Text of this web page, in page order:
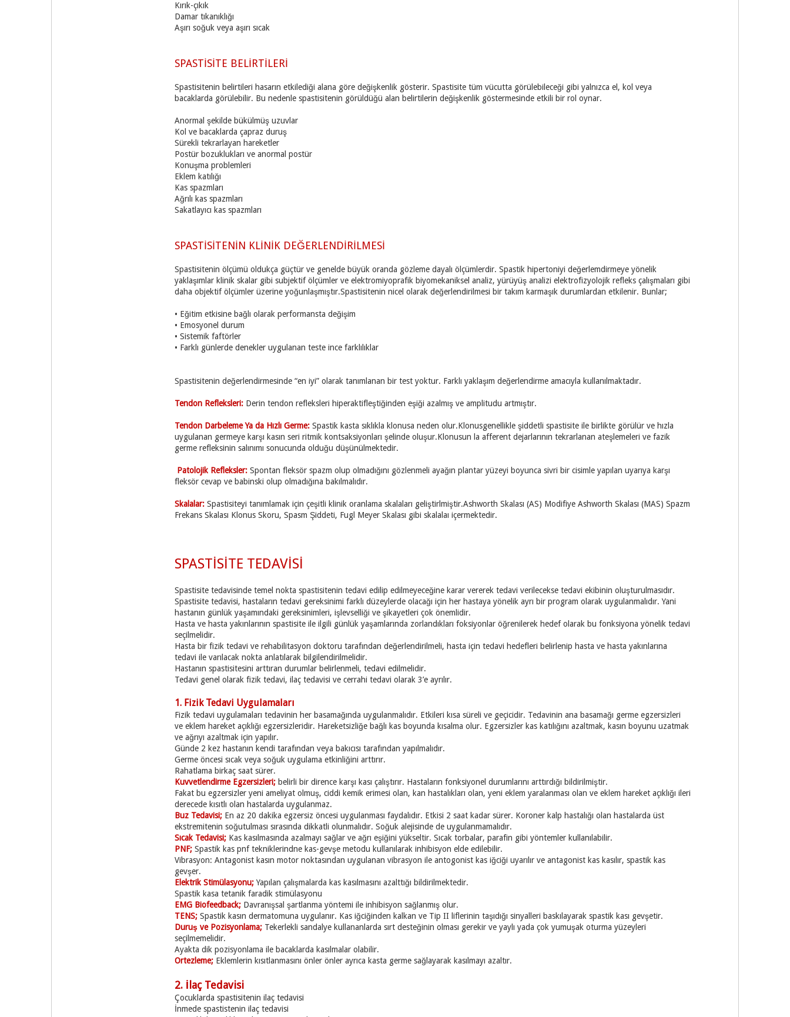
Kırık-çıkık
Damar tıkanıklığı
Aşırı soğuk veya aşırı sıcak
SPASTİSİTE BELİRTİLERİ
Spastisitenin belirtileri hasarın etkilediği alana göre değişkenlik gösterir. Spastisite tüm vücutta görülebileceği gibi yalnızca el, kol veya
bacaklarda görülebilir. Bu nedenle spastisitenin görüldüğü alan belirtilerin değişkenlik göstermesinde etkili bir rol oynar.
Anormal şekilde bükülmüş uzuvlar
Kol ve bacaklarda çapraz duruş
Sürekli tekrarlayan hareketler
Postür bozuklukları ve anormal postür
Konuşma problemleri
Eklem katılığı
Kas spazmları
Ağrılı kas spazmları
Sakatlayıcı kas spazmları
SPASTİSİTENİN KLİNİK DEĞERLENDİRİLMESİ
Spastisitenin ölçümü oldukça güçtür ve genelde büyük oranda gözleme dayalı ölçümlerdir. Spastik hipertoniyi değerlemdirmeye yönelik
yaklaşımlar klinik skalar gibi subjektif ölçümler ve elektromiyoprafik biyomekaniksel analiz, yürüyüş analizi elektrofizyolojik refleks çalışmaları gibi
daha objektif ölçümler üzerine yoğunlaşmıştır.Spastisitenin nicel olarak değerlendirilmesi bir takım karmaşık durumlardan etkilenir. Bunlar;
• Eğitim etkisine bağlı olarak performansta değişim
• Emosyonel durum
• Sistemik faftörler
• Farklı günlerde denekler uygulanan teste ince farklılıklar
Spastisitenin değerlendirmesinde “en iyi” olarak tanımlanan bir test yoktur. Farklı yaklaşım değerlendirme amacıyla kullanılmaktadır.
Tendon Refleksleri: Derin tendon refleksleri hiperaktifleştiğinden eşiği azalmış ve amplitudu artmıştır.
Tendon Darbeleme Ya da Hızlı Germe: Spastik kasta sıklıkla klonusa neden olur.Klonusgenellikle şiddetli spastisite ile birlikte görülür ve hızla
uygulanan germeye karşı kasın seri ritmik kontsaksiyonları şelinde oluşur.Klonusun la afferent dejarlarının tekrarlanan ateşlemeleri ve fazik
germe refleksinin salınımı sonucunda olduğu düşünülmektedir.
Patolojik Refleksler: Spontan fleksör spazm olup olmadığını gözlenmeli ayağın plantar yüzeyi boyunca sivri bir cisimle yapılan uyarıya karşı
fleksör cevap ve babinski olup olmadığına bakılmalıdır.
Skalalar: Spastisiteyi tanımlamak için çeşitli klinik oranlama skalaları geliştirlmiştir.Ashworth Skalası (AS) Modifiye Ashworth Skalası (MAS) Spazm
Frekans Skalası Klonus Skoru, Spasm Şiddeti, Fugl Meyer Skalası gibi skalalaı içermektedir.
SPASTİSİTE TEDAVİSİ
Spastisite tedavisinde temel nokta spastisitenin tedavi edilip edilmeyeceğine karar vererek tedavi verilecekse tedavi ekibinin oluşturulmasıdır.
Spastisite tedavisi, hastaların tedavi gereksinimi farklı düzeylerde olacağı için her hastaya yönelik ayrı bir program olarak uygulanmalıdır. Yani
hastanın günlük yaşamındaki gereksinimleri, işlevselliği ve şikayetleri çok önemlidir.
Hasta ve hasta yakınlarının spastisite ile ilgili günlük yaşamlarında zorlandıkları foksiyonlar öğrenilerek hedef olarak bu fonksiyona yönelik tedavi
seçilmelidir.
Hasta bir fizik tedavi ve rehabilitasyon doktoru tarafından değerlendirilmeli, hasta için tedavi hedefleri belirlenip hasta ve hasta yakınlarına
tedavi ile varılacak nokta anlatılarak bilgilendirilmelidir.
Hastanın spastisitesini arttıran durumlar belirlenmeli, tedavi edilmelidir.
Tedavi genel olarak fizik tedavi, ilaç tedavisi ve cerrahi tedavi olarak 3’e ayrılır.
1. Fizik Tedavi Uygulamaları
Fizik tedavi uygulamaları tedavinin her basamağında uygulanmalıdır. Etkileri kısa süreli ve geçicidir. Tedavinin ana basamağı germe egzersizleri
ve eklem hareket açıklığı egzersizleridir. Hareketsizliğe bağlı kas boyunda kısalma olur. Egzersizler kas katılığını azaltmak, kasın boyunu uzatmak
ve ağrıyı azaltmak için yapılır.
Günde 2 kez hastanın kendi tarafından veya bakıcısı tarafından yapılmalıdır.
Germe öncesi sıcak veya soğuk uygulama etkinliğini arttırır.
Rahatlama birkaç saat sürer.
Kuvvetlendirme Egzersizleri; belirli bir dirence karşı kası çalıştırır. Hastaların fonksiyonel durumlarını arttırdığı bildirilmiştir.
Fakat bu egzersizler yeni ameliyat olmuş, ciddi kemik erimesi olan, kan hastalıkları olan, yeni eklem yaralanması olan ve eklem hareket açıklığı ileri
derecede kısıtlı olan hastalarda uygulanmaz.
Buz Tedavisi; En az 20 dakika egzersiz öncesi uygulanması faydalıdır. Etkisi 2 saat kadar sürer. Koroner kalp hastalığı olan hastalarda üst
ekstremitenin soğutulması sırasında dikkatli olunmalıdır. Soğuk alejisinde de uygulanmamalıdır.
Sıcak Tedavisi; Kas kasılmasında azalmayı sağlar ve ağrı eşiğini yükseltir. Sıcak torbalar, parafin gibi yöntemler kullanılabilir.
PNF; Spastik kas pnf tekniklerindne kas-gevşe metodu kullanılarak inhibisyon elde edilebilir.
Vibrasyon: Antagonist kasın motor noktasından uygulanan vibrasyon ile antogonist kas iğciği uyarılır ve antagonist kas kasılır, spastik kas
gevşer.
Elektrik Stimülasyonu; Yapılan çalışmalarda kas kasılmasını azalttığı bildirilmektedir.
Spastik kasa tetanik faradik stimülasyonu
EMG Biofeedback; Davranışsal şartlanma yöntemi ile inhibisyon sağlanmış olur.
TENS; Spastik kasın dermatomuna uygulanır. Kas iğciğinden kalkan ve Tip II liflerinin taşıdığı sinyalleri baskılayarak spastik kası gevşetir.
Duruş ve Pozisyonlama; Tekerlekli sandalye kullananlarda sırt desteğinin olması gerekir ve yaylı yada çok yumuşak oturma yüzeyleri
seçilmemelidir.
Ayakta dik pozisyonlama ile bacaklarda kasılmalar olabilir.
Ortezleme;Eklemlerin kısıtlanmasını önler önler ayrıca kasta germe sağlayarak kasılmayı azaltır.
2. İlaç Tedavisi
Çocuklarda spastisitenin ilaç tedavisi
İnmede spastistenin ilaç tedavisi